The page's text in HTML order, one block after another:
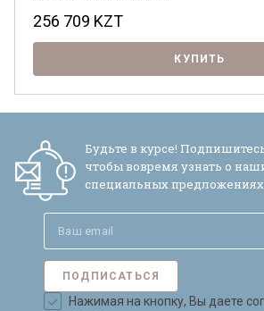
256 709 KZT
КУПИТЬ
Будьте в курсе!
чтобы вовремя узнать о
специальных
ПОДПИСАТЬСЯ
Нажимая на кнопку, Вы даете